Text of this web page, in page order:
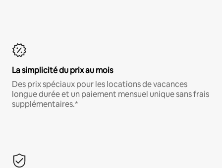
La simplicité du prix au mois
Des prix spéciaux pour les locations de vacances
longue durée et un paiement mensuel unique sans frais
supplémentaires.*